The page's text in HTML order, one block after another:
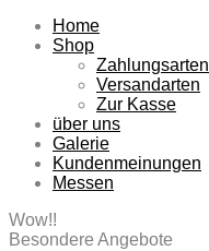
Home
Shop
Zahlungsarten
Versandarten
Zur Kasse
über uns
Galerie
Kundenmeinungen
Messen
Wow!!
Besondere Angebote